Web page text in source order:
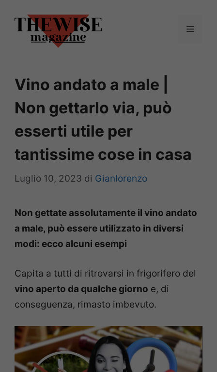
contenuto
Menu
Vino andato a male |
Non gettarlo via, può
esserti utile per
tantissime cose in casa
Luglio 10, 2023 di Gianlorenzo
Non gettate assolutamente il vino andato
a male, può essere utilizzato in diversi
modi: ecco alcuni esempi
Capita a tutti di ritrovarsi in frigorifero del
vino aperto da qualche giorno e, di
conseguenza, rimasto imbevuto.